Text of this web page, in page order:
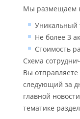
Мы размещаем
Уникальный
Не более 3
Стоимость
Схема
Вы
следующий за
главной
тематике